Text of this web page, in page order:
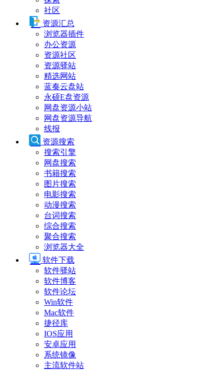
社区
资源汇总
浏览器插件
办公资源
资源社区
资源驿站
精选网站
蓝奏云盘站
永硕E盘资源
网盘资源小站
网盘资源导航
线报
资源搜索
搜索引擎
网盘搜索
书籍搜索
图片搜索
电影搜索
动漫搜索
台词搜索
综合搜索
聚合搜索
浏览器大全
软件下载
软件驿站
软件博客
软件论坛
Win软件
Mac软件
捷径库
IOS应用
安卓应用
系统镜像
主流软件站